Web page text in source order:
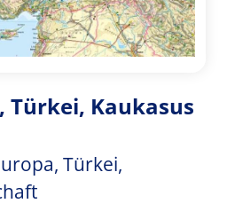
Türkei, Kaukasus
Türkei,